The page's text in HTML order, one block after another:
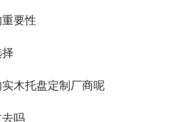
要性
木托盘定制厂商呢
吗